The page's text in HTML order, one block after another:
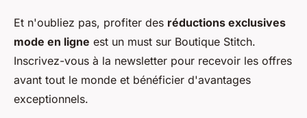
Et n'oubliez pas, profiter des réductions exclusives
mode en ligne est un must sur Boutique Stitch.
Inscrivez-vous à la newsletter pour recevoir les offres
avant tout le monde et bénéficier d'avantages
exceptionnels.